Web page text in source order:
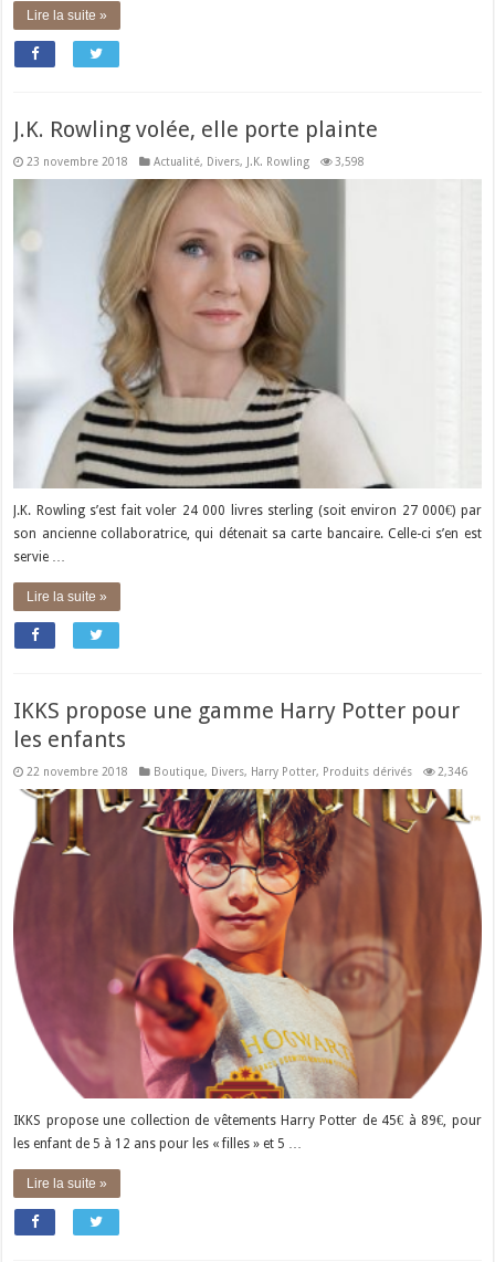
Lire la suite »
J.K. Rowling volée, elle porte plainte
23 novembre 2018 Actualité, Divers, J.K. Rowling 3,598
J.K. Rowling s’est fait voler 24 000 livres sterling (soit environ 27 000€) par
son ancienne collaboratrice, qui détenait sa carte bancaire. Celle-ci s’en est
servie …
Lire la suite »
IKKS propose une gamme Harry Potter pour
les enfants
22 novembre 2018 Boutique, Divers, Harry Potter, Produits dérivés 2,346
IKKS propose une collection de vêtements Harry Potter de 45€ à 89€, pour
les enfant de 5 à 12 ans pour les « filles » et 5 …
Lire la suite »